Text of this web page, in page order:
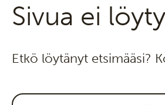
Sivua ei
Etkö löytänyt etsimääsi?